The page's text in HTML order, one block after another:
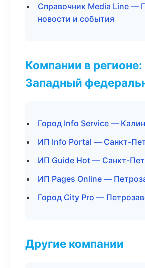
Справочник Media Line —
новости и события
Компании в
Западный
Город Info Service —
ИП Info Portal — Санкт-
ИП Guide Hot — Санкт-
ИП Pages Online —
Город City Pro —
Другие компании